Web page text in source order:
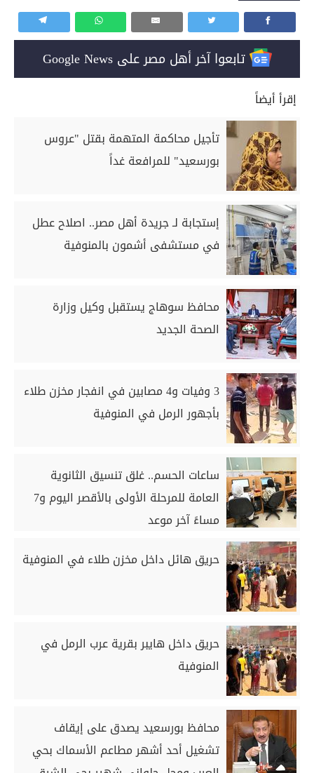
تابعوا آخر أهل مصر على Google News
إقرأ أيضاً
تأجيل محاكمة المتهمة بقتل "عروس
بورسعيد" للمرافعة غداً
إستجابة لـ جريدة أهل مصر.. اصلاح عطل
في مستشفى أشمون بالمنوفية
محافظ سوهاج يستقبل وكيل وزارة
الصحة الجديد
3 وفيات و4 مصابين في انفجار مخزن طلاء
بأجهور الرمل في المنوفية
ساعات الحسم.. غلق تنسيق الثانوية
العامة للمرحلة الأولى بالأقصر اليوم و7
مساءً آخر موعد
حريق هائل داخل مخزن طلاء في المنوفية
حريق داخل هايبر بقرية عرب الرمل في
المنوفية
محافظ بورسعيد يصدق على إيقاف
تشغيل أحد أشهر مطاعم الأسماك بحي